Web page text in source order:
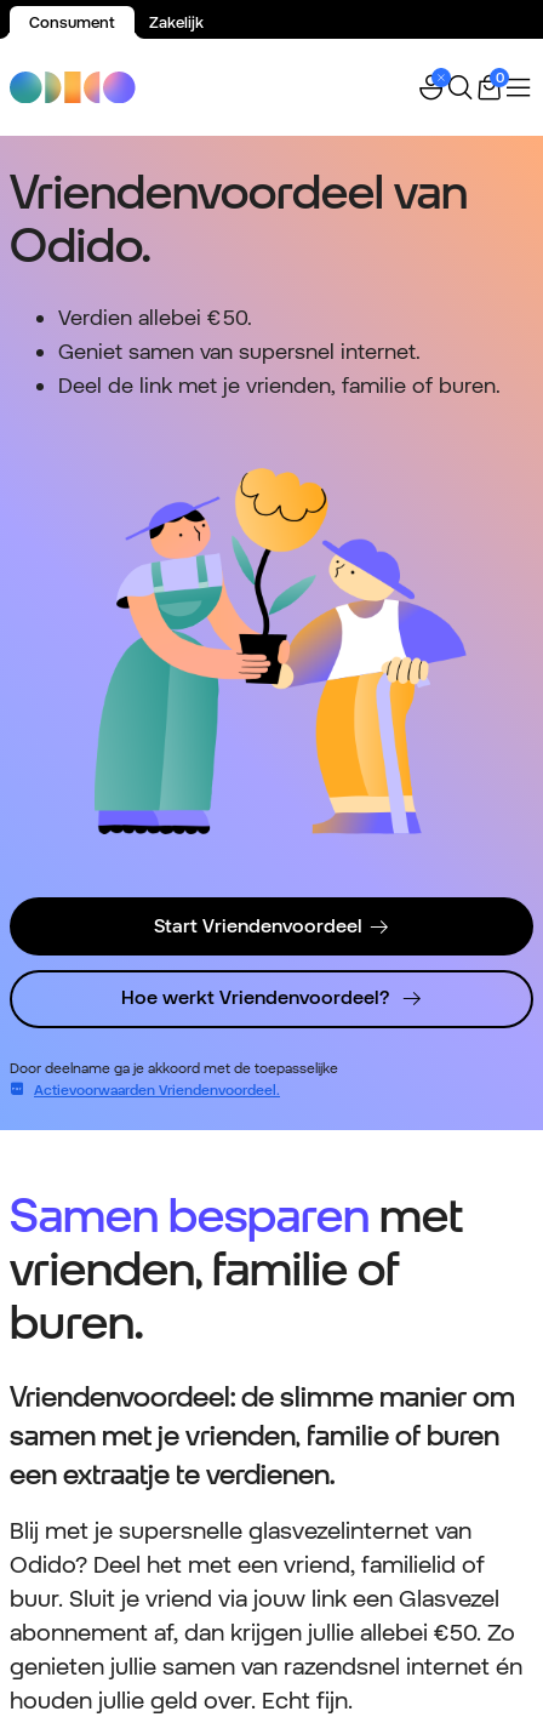
Consument Zakelijk
0
Vriendenvoordeel van
Odido.
Verdien allebei € 50.
Geniet samen van supersnel internet.
Deel de link met je vrienden, familie of buren.
Start Vriendenvoordeel
Hoe werkt Vriendenvoordeel?
Door deelname ga je akkoord met de toepasselijke
Actievoorwaarden Vriendenvoordeel.
Samen besparen met
vrienden, familie of
buren.
Vriendenvoordeel: de slimme manier om
samen met je vrienden, familie of buren
een extraatje te verdienen.
Blij met je supersnelle glasvezelinternet van
Odido? Deel het met een vriend, familielid of
buur. Sluit je vriend via jouw link een Glasvezel
abonnement af, dan krijgen jullie allebei €50. Zo
genieten jullie samen van razendsnel internet én
houden jullie geld over. Echt fijn.